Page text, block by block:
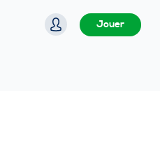
Jouer